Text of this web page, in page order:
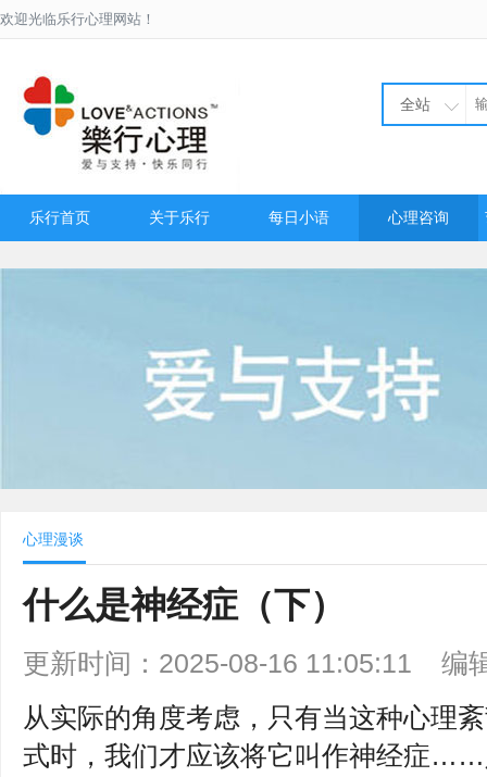
欢迎光临乐行心理网站！
全站
乐行首页 关于乐行 每日小语 心理咨询
心理漫谈
什么是神经症（下）
更新时间：2025-08-16 11:05:11
编
从实际的角度考虑，只有当这种心理
式时，我们才应该将它叫作神经症